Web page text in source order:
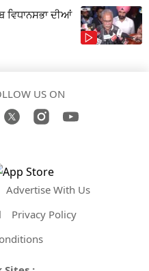
ਦੀਆਂ
US ON
Advertise With Us
Privacy Policy